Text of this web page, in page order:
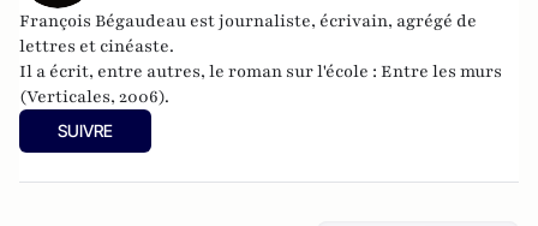
François Bégaudeau est journaliste, écrivain, agrégé de
lettres et cinéaste.
Il a écrit, entre autres, le roman sur l'école : Entre les murs
(Verticales, 2006).
SUIVRE